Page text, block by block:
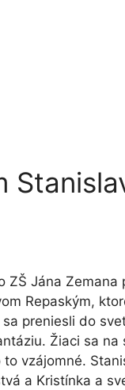
ZŠ Jána Zemana
Repaským,
preniesli do
Žiaci sa na
vzájomné.
a Kristínka a